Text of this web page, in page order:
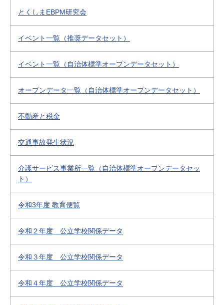
とくしまEBPM研究会
イベント一覧（推奨データセット）
イベント一覧（自治体標準オープンデータセット）
オープンデータ一覧（自治体標準オープンデータセット）
不動産と税金
交通事故発生状況
介護サービス事業所一覧（自治体標準オープンデータセッ
ト）
令和3年度 教育便覧
令和２年度 公立学校関係データ
令和３年度 公立学校関係データ
令和４年度 公立学校関係データ